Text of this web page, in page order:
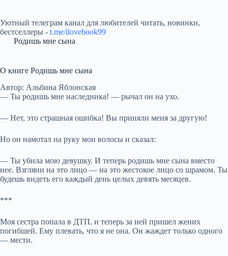
Уютный телеграм канал для любителей читать, новинки,
бестселлеры - t.me/ilovebook99
Родишь мне сына
О книге Родишь мне сына
Автор: Альбина Яблонская
— Ты родишь мне наследника! — рычал он на ухо.
— Нет, это страшная ошибка! Вы приняли меня за другую!
Но он намотал на руку мои волосы и сказал:
— Ты убила мою девушку. И теперь родишь мне сына вместо
нее. Взгляни на это лицо — на это жестокое лицо со шрамом. Ты
будешь видеть его каждый день целых девять месяцев.
***
Моя сестра попала в ДТП, и теперь за ней пришел жених
погибшей. Ему плевать, что я не она. Он жаждет только одного
— мести.